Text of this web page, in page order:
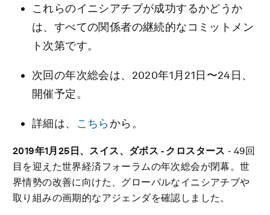
これらのイニシアチブが成功するかどうか
は、すべての関係者の継続的なコミットメン
ト次第です。
次回の年次総会は、2020年1月21日〜24日、
開催予定。
詳細は、 こちらから。
2019年1月25日、スイス、ダボス ‐ クロスタース ‐ 49回
目を迎えた世界経済フォーラムの年次総会が閉幕。世
界情勢の改善に向けた、グローバルなイニシアチブや
取り組みの画期的なアジェンダを確認しました。